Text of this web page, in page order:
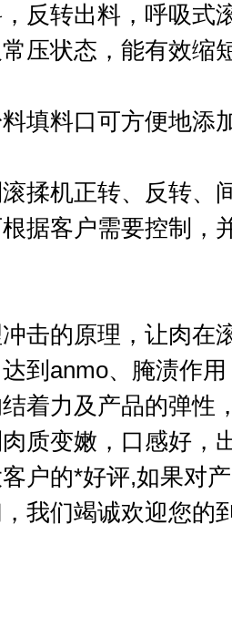
转出料，呼吸式
压状态，能有效缩
料口可方便地添
机正转、反转、
据客户需要控制，
的原理，让肉在
到anmo、腌渍作
着力及产品的弹性
质变嫩，口感好，
户的*好评,如果对
我们竭诚欢迎您的